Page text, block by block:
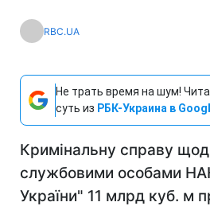
RBC.UA
Не трать время на шум!
суть из РБК-Украина в
Кримінальну справу
службовими особами
України" 11 млрд куб. м